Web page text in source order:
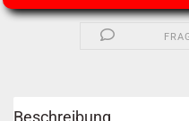
Beschreibung